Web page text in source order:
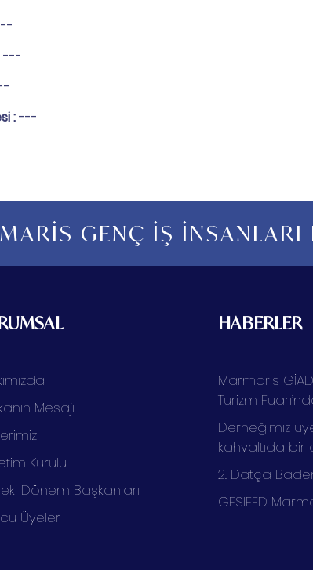
---
:---
GENÇ İŞ İNSANLARI
Mesajı
Kurulu
Dönem Başkanları
Üyeler
HABERLER
Marmaris
Turizm
Derneğimiz
kahvaltıda
2. Datça
GESİFED